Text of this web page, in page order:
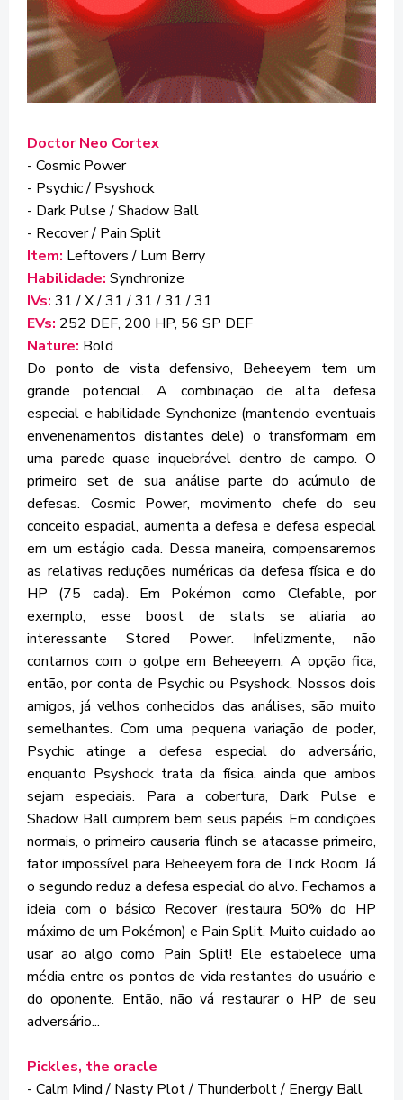
Doctor Neo Cortex
- Cosmic Power
- Psychic / Psyshock
- Dark Pulse / Shadow Ball
- Recover / Pain Split
Item: Leftovers / Lum Berry
Habilidade: Synchronize
IVs: 31 / X / 31 / 31 / 31 / 31
EVs: 252 DEF, 200 HP, 56 SP DEF
Nature: Bold
Do ponto de vista defensivo, Beheeyem tem um
grande potencial. A combinação de alta defesa
especial e habilidade Synchonize (mantendo eventuais
envenenamentos distantes dele) o transformam em
uma parede quase inquebrável dentro de campo. O
primeiro set de sua análise parte do acúmulo de
defesas. Cosmic Power, movimento chefe do seu
conceito espacial, aumenta a defesa e defesa especial
em um estágio cada. Dessa maneira, compensaremos
as relativas reduções numéricas da defesa física e do
HP (75 cada). Em Pokémon como Clefable, por
exemplo, esse boost de stats se aliaria ao
interessante Stored Power. Infelizmente, não
contamos com o golpe em Beheeyem. A opção fica,
então, por conta de Psychic ou Psyshock. Nossos dois
amigos, já velhos conhecidos das análises, são muito
semelhantes. Com uma pequena variação de poder,
Psychic atinge a defesa especial do adversário,
enquanto Psyshock trata da física, ainda que ambos
sejam especiais. Para a cobertura, Dark Pulse e
Shadow Ball cumprem bem seus papéis. Em condições
normais, o primeiro causaria flinch se atacasse primeiro,
fator impossível para Beheeyem fora de Trick Room. Já
o segundo reduz a defesa especial do alvo. Fechamos a
ideia com o básico Recover (restaura 50% do HP
máximo de um Pokémon) e Pain Split. Muito cuidado ao
usar ao algo como Pain Split! Ele estabelece uma
média entre os pontos de vida restantes do usuário e
do oponente. Então, não vá restaurar o HP de seu
adversário...
Pickles, the oracle
- Calm Mind / Nasty Plot / Thunderbolt / Energy Ball